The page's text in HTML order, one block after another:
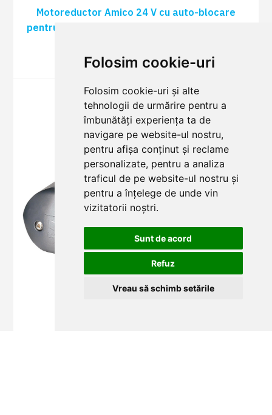
Folosim cookie-uri
Folosim cookie-uri și alte
tehnologii de urmărire pentru a
îmbunătăți experiența ta de
navigare pe website-ul nostru,
pentru afișa conținut și reclame
personalizate, pentru a analiza
traficul de pe website-ul nostru și
pentru a înțelege de unde vin
vizitatorii noștri.
Sunt de acord
Refuz
Vreau să schimb setările
COD: 806TS-0270
001AF43S
Set de 2 fotocelule cu rază de 10 m COD:
001DIR10
Panou de control pentru porți batante cu
una sau două canate, cu funcții multiple
COD: 002ZL92
1 BUC
Motoreductor Amico 24 V cu auto-blocare
pentru porți cu un canat de până la 1,8 m
Motoreductor Amico 24 V cu auto-blocare
pentru porți cu un canat de până la 1,8 m COD:
Alegerea optima